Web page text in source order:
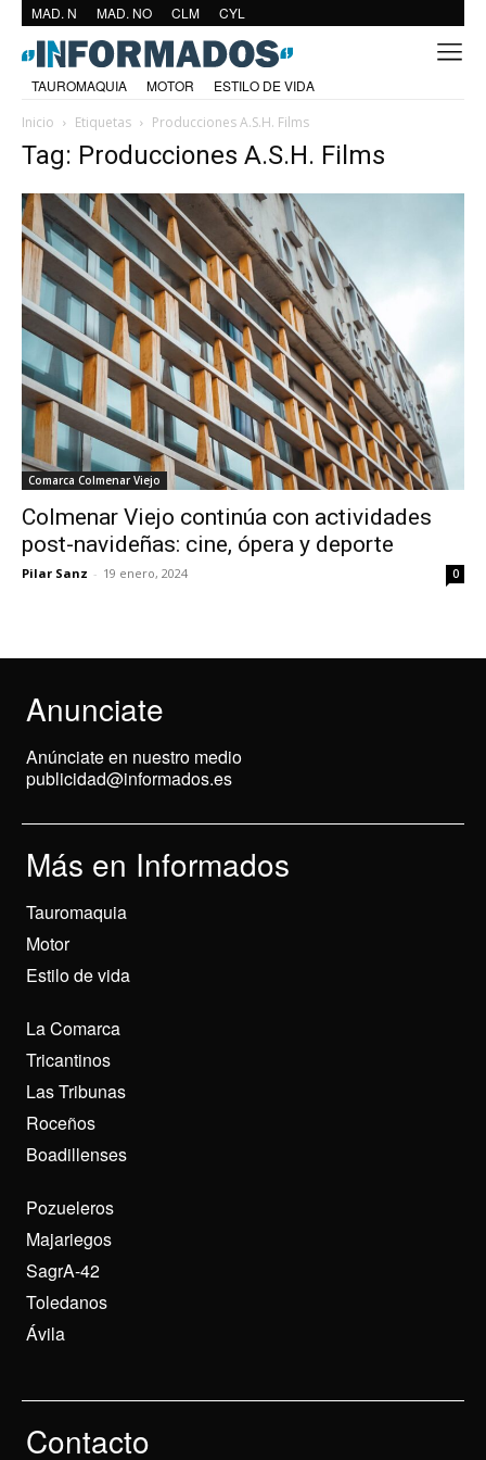
MAD. N MAD. NO CLM CYL
TAUROMAQUIA MOTOR
ESTILO DE VIDA
Inicio
Etiquetas Producciones A.S.H. Films
Tag: Producciones A.S.H. Films
Comarca Colmenar Viejo
Colmenar Viejo continúa con actividades
post-navideñas: cine, ópera y deporte
Pilar Sanz - 19 enero, 2024 0
Anunciate
Anúnciate en nuestro medio
publicidad@informados.es
Más en Informados
Tauromaquia
Motor
Estilo de vida
La Comarca
Tricantinos
Las Tribunas
Roceños
Boadillenses
Pozueleros
Majariegos
SagrA-42
Toledanos
Ávila
Contacto